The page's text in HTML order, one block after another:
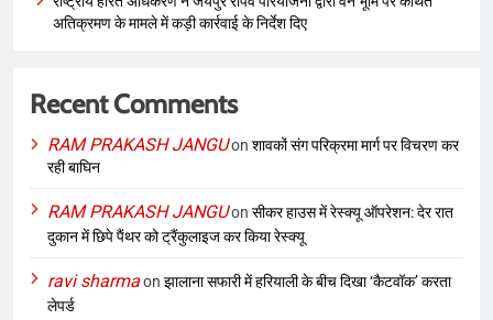
अतिक्रमण के मामले में कड़ी कार्रवाई के निर्देश दिए
Recent Comments
RAM PRAKASH JANGUon शावकों संग परिक्रमा मार्ग पर विचरण कर
रही बाघिन
RAM PRAKASH JANGUon सीकर हाउस में रेस्क्यू ऑपरेशन: देर रात
दुकान में छिपे पैंथर को ट्रैंकुलाइज कर किया रेस्क्यू
ravi sharmaon झालाना सफारी में हरियाली के बीच दिखा ‘कैटवॉक’ करता
लेपर्ड